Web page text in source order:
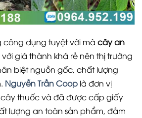
công dụng tuyệt vời mà cây an
giá thành khá rẻ nên thị trường
biệt nguồn gốc, chất lượng
Nguyễn Trần Coop là đơn vị
thuốc và đã được cấp giấy
lượng an toàn sản phẩm, đảm